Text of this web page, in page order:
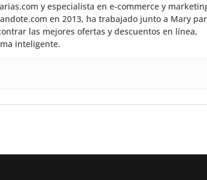
y especialista en e-commerce y
en 2013, ha trabajado junto a Mary
las mejores ofertas y descuentos en línea,
inteligente.